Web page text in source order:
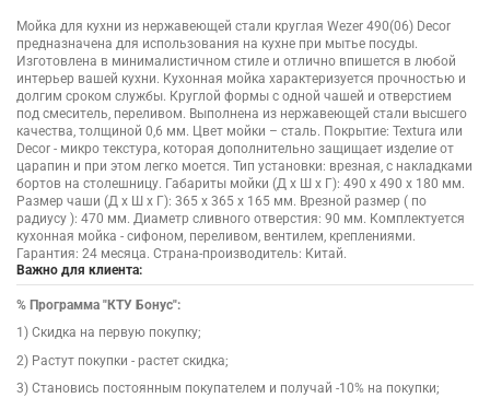
Мойка для кухни из нержавеющей стали круглая Wezer 490(06) Decor
предназначена для использования на кухне при мытье посуды.
Изготовлена в минималистичном стиле и отлично впишется в любой
интерьер вашей кухни. Кухонная мойка характеризуется прочностью и
долгим сроком службы. Круглой формы с одной чашей и отверстием
под смеситель, переливом. Выполнена из нержавеющей стали высшего
качества, толщиной 0,6 мм. Цвет мойки – сталь. Покрытие: Textura или
Decor - микро текстура, которая дополнительно защищает изделие от
царапин и при этом легко моется. Тип установки: врезная, с накладками
бортов на столешницу. Габариты мойки (Д х Ш х Г): 490 x 490 x 180 мм.
Размер чаши (Д х Ш х Г): 365 x 365 x 165 мм. Врезной размер ( по
радиусу ): 470 мм. Диаметр сливного отверстия: 90 мм. Комплектуется
кухонная мойка - сифоном, переливом, вентилем, креплениями.
Гарантия: 24 месяца. Страна-производитель: Китай.
Важно для клиента:
% Программа "КТУ Бонус":
1) Скидка на первую покупку;
2) Растут покупки - растет скидка;
3) Становись постоянным покупателем и получай -10% на покупки;